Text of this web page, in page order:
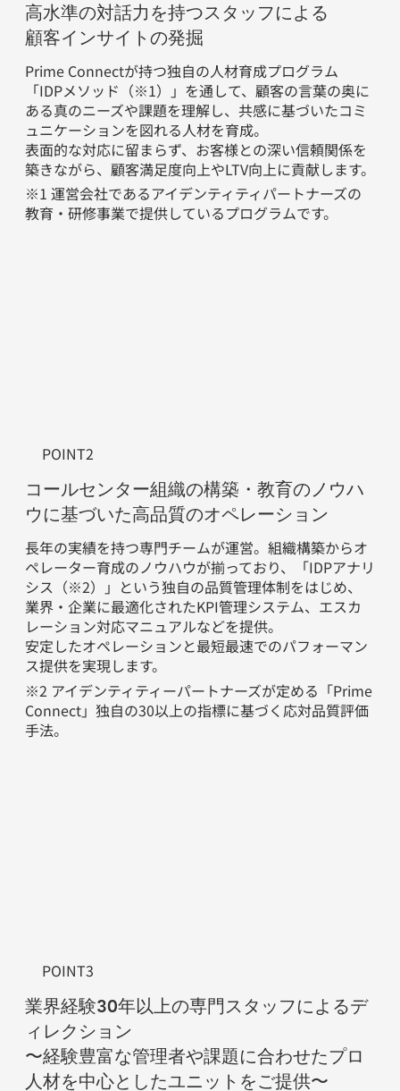
高水準の対話力を持つスタッフによる
顧客インサイトの発掘
Prime Connectが持つ独自の​人材育成プログラム
「IDPメソッド（※1）」を通して、顧客の言葉の奥に
ある真のニーズや課題を理解し、共感に基づいたコミ
ュニケーションを図れる人材を育成。
表面的な対応に留まらず、お客様との深い信頼関係を
築きながら、顧客満足度向上やLTV向上に貢献します。
※1 運営会社であるアイデンティティパートナーズの
教育・研修事業で提供しているプログラムです。
POINT2
コールセンター組織の構築・教育のノウハ
ウに基づいた高品質のオペレーション
長年の実績を持つ専門チームが運営。組織構築からオ
ペレーター育成のノウハウが揃っており、「IDPアナリ
シス（※2）」という独自の品質管理体制をはじめ、
業界・企業に最適化されたKPI管理システム、エスカ
レーション対応マニュアルなどを提供。
安定したオペレーションと最短最速でのパフォーマン
ス提供を実現します。
※2 アイデンティティーパートナーズが定める「Prime
Connect」独自の30以上の指標に基づく応対品質評価
手法。
POINT3
業界経験30年以上の専門スタッフによるデ
ィレクション
〜経験豊富な管理者や課題に合わせたプロ
人材を中心としたユニットをご提供〜